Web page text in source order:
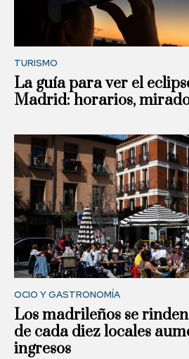
TURISMO
La guía para ver el
Madrid: horarios,
OCIO Y GASTRONOMÍA
Los madrileños se
de cada diez locales
ingresos